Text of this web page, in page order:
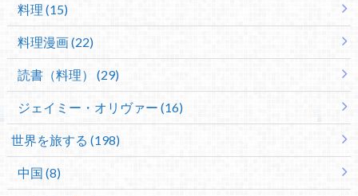
料理 (15)
料理漫画 (22)
読書（料理） (29)
ジェイミー・オリヴァー (16)
世界を旅する (198)
中国 (8)